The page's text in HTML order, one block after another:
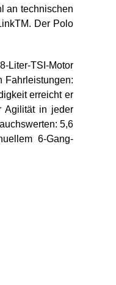
an technischen
Der Polo
Liter-TSI-Motor
Fahrleistungen:
erreicht er
Agilität in jeder
5,6
6-Gang-